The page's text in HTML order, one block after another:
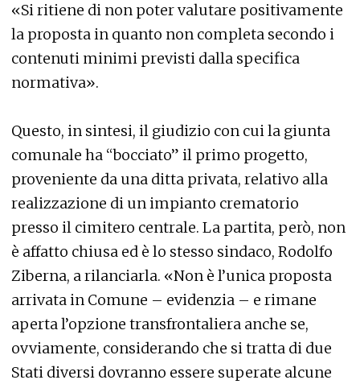
«Si ritiene di non poter valutare positivamente
la proposta in quanto non completa secondo i
contenuti minimi previsti dalla specifica
normativa».
Questo, in sintesi, il giudizio con cui la giunta
comunale ha “bocciato” il primo progetto,
proveniente da una ditta privata, relativo alla
realizzazione di un impianto crematorio
presso il cimitero centrale. La partita, però, non
è affatto chiusa ed è lo stesso sindaco, Rodolfo
Ziberna, a rilanciarla. «Non è l’unica proposta
arrivata in Comune – evidenzia – e rimane
aperta l’opzione transfrontaliera anche se,
ovviamente, considerando che si tratta di due
Stati diversi dovranno essere superate alcune